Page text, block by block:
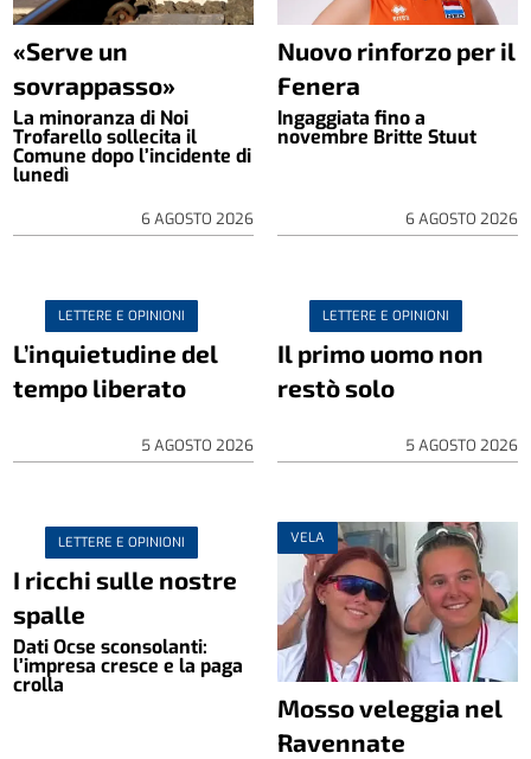
«Serve un
sovrappasso»
La minoranza di Noi
Trofarello sollecita il
Comune dopo l’incidente di
lunedì
6 AGOSTO 2026
Nuovo rinforzo per il
Fenera
Ingaggiata fino a
novembre Britte Stuut
6 AGOSTO 2026
LETTERE E OPINIONI
L’inquietudine del
tempo liberato
5 AGOSTO 2026
LETTERE E OPINIONI
Il primo uomo non
restò solo
5 AGOSTO 2026
LETTERE E OPINIONI
I ricchi sulle nostre
spalle
Dati Ocse sconsolanti:
l’impresa cresce e la paga
crolla
VELA
Mosso veleggia nel
Ravennate